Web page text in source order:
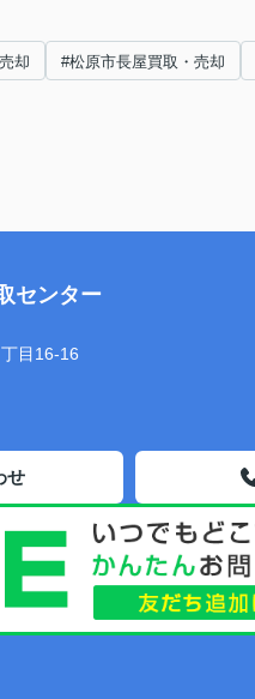
却 #松原市長屋買取・売却
センター
目16-16
せ